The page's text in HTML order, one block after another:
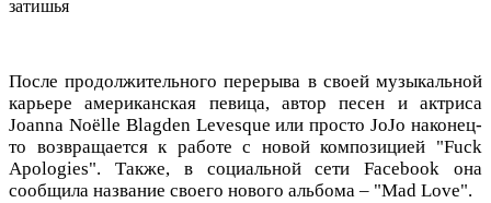
После продолжительного перерыва в своей музыкальной
карьере американская певица, автор песен и актриса
Joanna Noëlle Blagden Levesque или просто JoJo наконец-
то возвращается к работе с новой композицией "Fuck
Apologies". Также, в социальной сети Facebook она
сообщила название своего нового альбома – "Mad Love".